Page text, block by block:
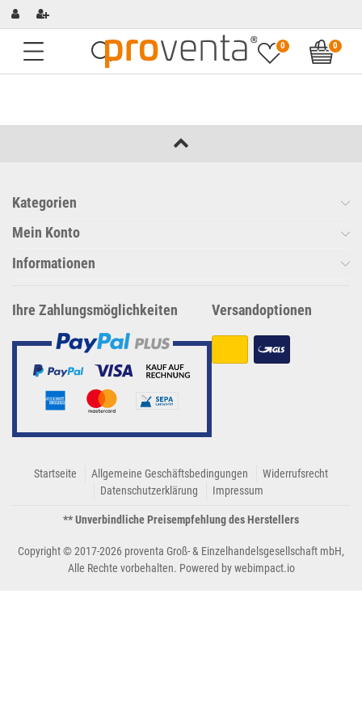
0 0
Kategorien
Mein Konto
Informationen
Ihre Zahlungsmöglichkeiten Versandoptionen
Startseite Allgemeine Geschäftsbedingungen
Widerrufsrecht
Datenschutzerklärung
Impressum
** Unverbindliche Preisempfehlung des Herstellers
Copyright © 2017-2026 proventa Groß- & Einzelhandelsgesellschaft mbH,
Alle Rechte vorbehalten. Powered bywebimpact.io